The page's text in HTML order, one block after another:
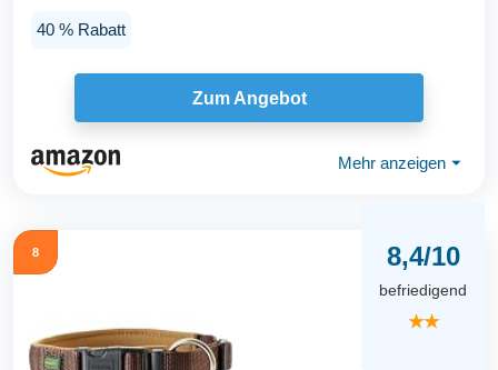
40 % Rabatt
Zum Angebot
Mehr anzeigen ⏷
8 8,4/10
befriedigend
★★